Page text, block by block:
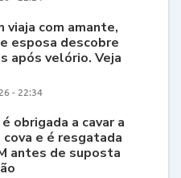
viaja com amante,
esposa descobre
após velório. Veja
- 22:34
obrigada a cavar a
cova e é resgatada
antes de suposta